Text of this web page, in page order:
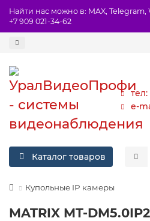
Найти нас можно в: MAX,
+7 909 021-34-62
тел:
e-
Каталог товаров
Купольные IP камеры
MATRIX MT-